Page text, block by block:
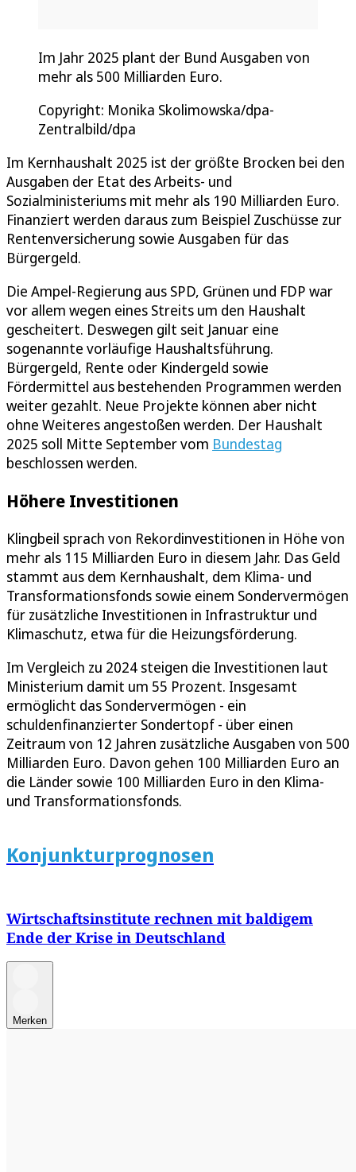
Im Jahr 2025 plant der Bund Ausgaben von
mehr als 500 Milliarden Euro.
Copyright: Monika Skolimowska/dpa-
Zentralbild/dpa
Im Kernhaushalt 2025 ist der größte Brocken bei den
Ausgaben der Etat des Arbeits- und
Sozialministeriums mit mehr als 190 Milliarden Euro.
Finanziert werden daraus zum Beispiel Zuschüsse zur
Rentenversicherung sowie Ausgaben für das
Bürgergeld.
Die Ampel-Regierung aus SPD, Grünen und FDP war
vor allem wegen eines Streits um den Haushalt
gescheitert. Deswegen gilt seit Januar eine
sogenannte vorläufige Haushaltsführung.
Bürgergeld, Rente oder Kindergeld sowie
Fördermittel aus bestehenden Programmen werden
weiter gezahlt. Neue Projekte können aber nicht
ohne Weiteres angestoßen werden. Der Haushalt
2025 soll Mitte September vom Bundestag
beschlossen werden.
Höhere Investitionen
Klingbeil sprach von Rekordinvestitionen in Höhe von
mehr als 115 Milliarden Euro in diesem Jahr. Das Geld
stammt aus dem Kernhaushalt, dem Klima- und
Transformationsfonds sowie einem Sondervermögen
für zusätzliche Investitionen in Infrastruktur und
Klimaschutz, etwa für die Heizungsförderung.
Im Vergleich zu 2024 steigen die Investitionen laut
Ministerium damit um 55 Prozent. Insgesamt
ermöglicht das Sondervermögen - ein
schuldenfinanzierter Sondertopf - über einen
Zeitraum von 12 Jahren zusätzliche Ausgaben von 500
Milliarden Euro. Davon gehen 100 Milliarden Euro an
die Länder sowie 100 Milliarden Euro in den Klima-
und Transformationsfonds.
Konjunkturprognosen
Wirtschaftsinstitute rechnen mit baldigem
Ende der Krise in Deutschland
Merken